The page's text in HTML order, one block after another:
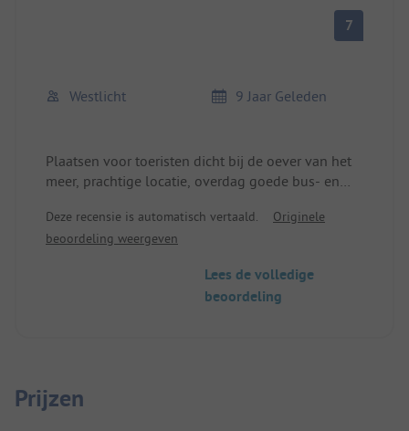
7
Westlicht 9 Jaar Geleden
Plaatsen voor toeristen dicht bij de oever van het
meer, prachtige locatie, overdag goede bus- en
Deze recensie is automatisch vertaald.
Originele
beoordeling weergeven
Lees de volledige
beoordeling
Prijzen